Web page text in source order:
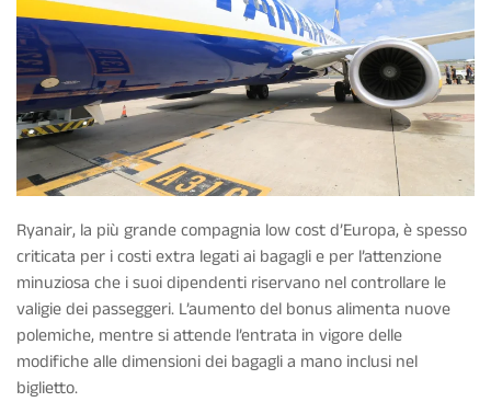
Ryanair, la più grande compagnia low cost d’Europa, è spesso
criticata per i costi extra legati ai bagagli e per l’attenzione
minuziosa che i suoi dipendenti riservano nel controllare le
valigie dei passeggeri. L’aumento del bonus alimenta nuove
polemiche, mentre si attende l’entrata in vigore delle
modifiche alle dimensioni dei bagagli a mano inclusi nel
biglietto.